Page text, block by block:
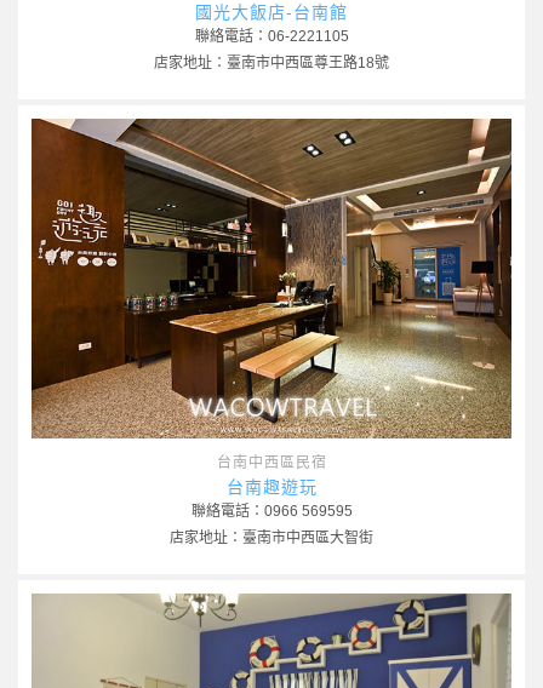
國光大飯店-台南館
聯絡電話：06-2221105
店家地址：臺南市中西區尊王路18號
台南中西區民宿
台南趣遊玩
聯絡電話：0966 569595
店家地址：臺南市中西區大智街